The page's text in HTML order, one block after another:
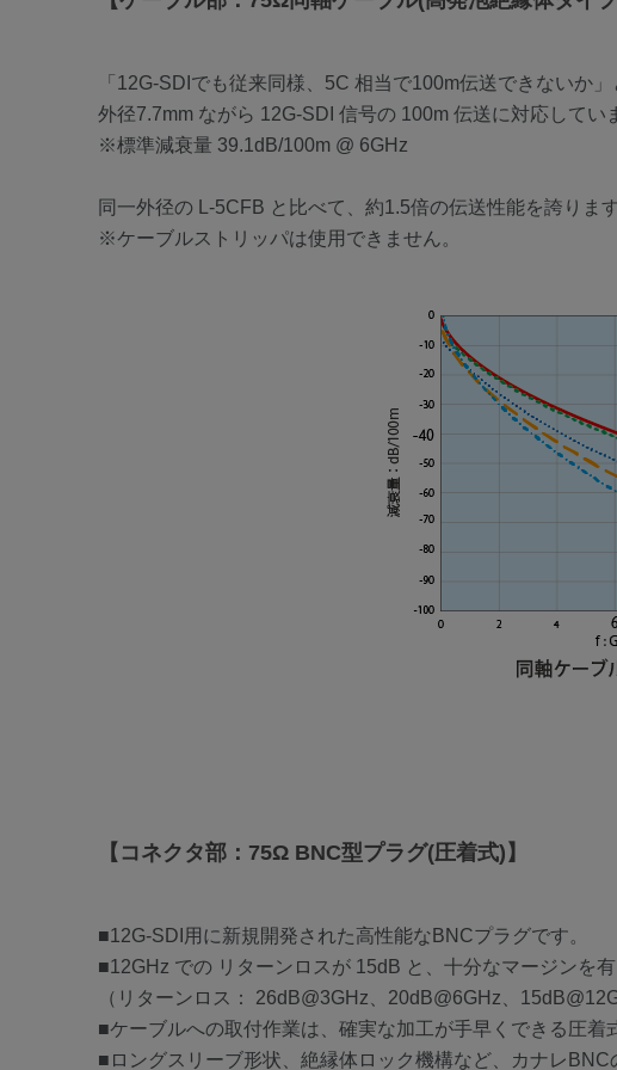
「12G-SDIでも従来同様、5C 相当で100m伝送できないか
外径7.7mm ながら 12G-SDI 信号の 100m 伝送に対応してい
※標準減衰量 39.1dB/100m @ 6GHz
同一外径の L-5CFB と比べて、約1.5倍の伝送性能を誇りま
※ケーブルストリッパは使用できません。
【コネクタ部：75Ω BNC型プラグ(圧着式)】
■12G-SDI用に新規開発された高性能なBNCプラグです。
■12GHz での リターンロスが 15dB と、十分なマージンを有
（リターンロス： 26dB@3GHz、20dB@6GHz、
■ケーブルへの取付作業は、確実な加工が手早くできる圧着
■ロングスリーブ形状、絶縁体ロック機構など、カナレBNC